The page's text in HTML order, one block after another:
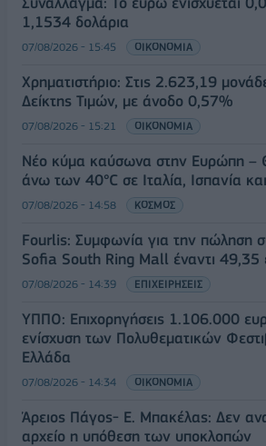
1,1534 δολάρια
07/08/2026 - 15:45 ΟΙΚΟΝΟΜΙΑ
Χρηματιστήριο: Στις 2.623,19
Δείκτης Τιμών, με άνοδο 0,57%
07/08/2026 - 15:21 ΟΙΚΟΝΟΜΙΑ
Νέο κύμα καύσωνα στην Ευρώπη –
άνω των 40°C σε Ιταλία, Ισπανία
07/08/2026 - 14:58 ΚΟΣΜΟΣ
Fourlis: Συμφωνία για την πώληση
Sofia South Ring Mall έναντι 49,35
07/08/2026 - 14:39 ΕΠΙΧΕΙΡΗΣΕΙΣ
ΥΠΠΟ: Επιχορηγήσεις 1.106.000
ενίσχυση των Πολυθεματικών
Ελλάδα
07/08/2026 - 14:34 ΟΙΚΟΝΟΜΙΑ
Άρειος Πάγος- Ε. Μπακέλας: Δεν
αρχείο η υπόθεση των υποκλοπών